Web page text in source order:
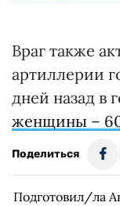
Враг также
артиллерии
дней назад в
женщины –
Поделиться
Подготовил/ла